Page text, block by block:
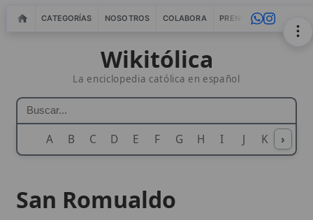
CATEGORÍAS NOSOTROS COLABORA PRENSA WEBMASTERS
Wikitólica
La enciclopedia católica en español
A B C D E F G H I J K L M
›